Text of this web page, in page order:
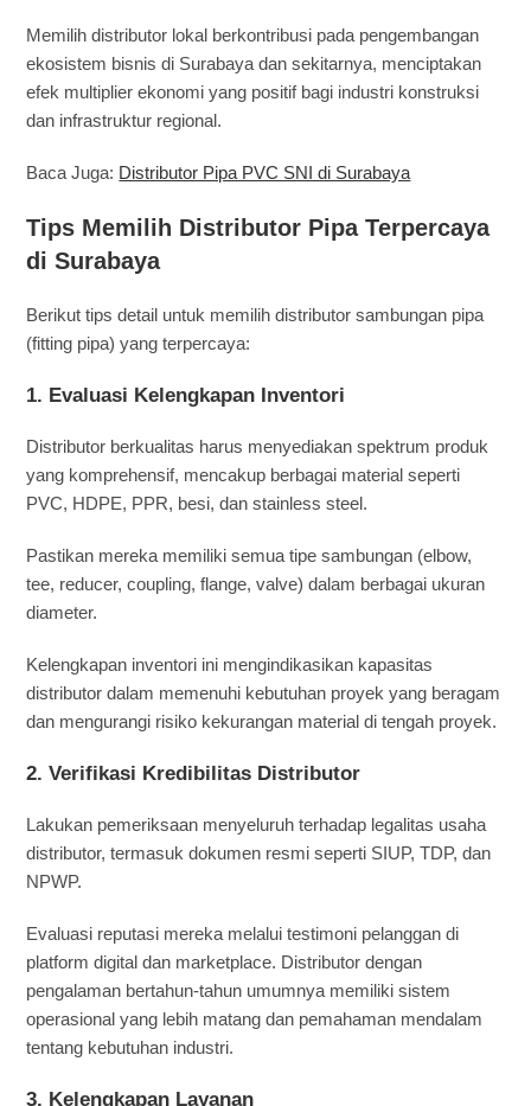
Memilih distributor lokal berkontribusi pada pengembangan
ekosistem bisnis di Surabaya dan sekitarnya, menciptakan
efek multiplier ekonomi yang positif bagi industri konstruksi
dan infrastruktur regional.
Baca Juga: Distributor Pipa PVC SNI di Surabaya
Tips Memilih Distributor Pipa Terpercaya
di Surabaya
Berikut tips detail untuk memilih distributor sambungan pipa
(fitting pipa) yang terpercaya:
1. Evaluasi Kelengkapan Inventori
Distributor berkualitas harus menyediakan spektrum produk
yang komprehensif, mencakup berbagai material seperti
PVC, HDPE, PPR, besi, dan stainless steel.
Pastikan mereka memiliki semua tipe sambungan (elbow,
tee, reducer, coupling, flange, valve) dalam berbagai ukuran
diameter.
Kelengkapan inventori ini mengindikasikan kapasitas
distributor dalam memenuhi kebutuhan proyek yang beragam
dan mengurangi risiko kekurangan material di tengah proyek.
2.Verifikasi Kredibilitas Distributor
Lakukan pemeriksaan menyeluruh terhadap legalitas usaha
distributor, termasuk dokumen resmi seperti SIUP, TDP, dan
NPWP.
Evaluasi reputasi mereka melalui testimoni pelanggan di
platform digital dan marketplace. Distributor dengan
pengalaman bertahun-tahun umumnya memiliki sistem
operasional yang lebih matang dan pemahaman mendalam
tentang kebutuhan industri.
3. Kelengkapan Layanan